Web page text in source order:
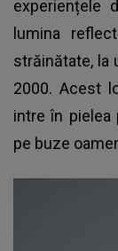
experiențele
lumina
străinătate, la
2000. Acest
intre în pielea
pe buze